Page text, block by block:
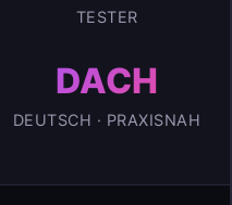
TESTER
DACH
DEUTSCH · PRAXISNAH